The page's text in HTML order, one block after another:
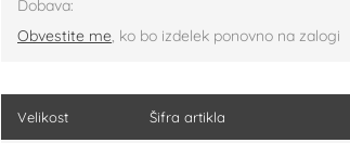
Dobava:
Obvestite me, ko bo izdelek ponovno na zalogi
Velikost Šifra artikla